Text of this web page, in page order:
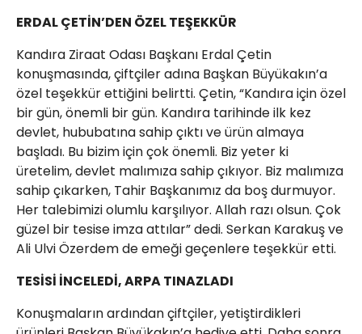
ERDAL ÇETİN’DEN ÖZEL TEŞEKKÜR
Kandıra Ziraat Odası Başkanı Erdal Çetin
konuşmasında, çiftçiler adına Başkan Büyükakın’a
özel teşekkür ettiğini belirtti. Çetin, “Kandıra için özel
bir gün, önemli bir gün. Kandıra tarihinde ilk kez
devlet, hububatına sahip çıktı ve ürün almaya
başladı. Bu bizim için çok önemli. Biz yeter ki
üretelim, devlet malımıza sahip çıkıyor. Biz malımıza
sahip çıkarken, Tahir Başkanımız da boş durmuyor.
Her talebimizi olumlu karşılıyor. Allah razı olsun. Çok
güzel bir tesise imza attılar” dedi. Serkan Karakuş ve
Ali Ulvi Özerdem de emeği geçenlere teşekkür etti.
TESİSİ İNCELEDİ, ARPA TINAZLADI
Konuşmaların ardından çiftçiler, yetiştirdikleri